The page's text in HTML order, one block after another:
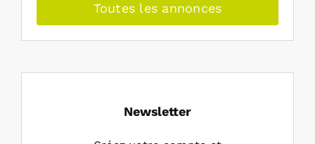
Toutes les annonces
Newsletter